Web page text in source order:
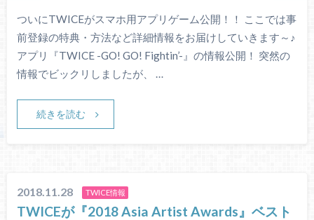
ついにTWICEがスマホ用アプリゲーム公開！！ ここでは事
前登録の特典・方法など詳細情報をお届けしていきます～♪
アプリ『TWICE -GO! GO! Fightin’-』の情報公開！ 突然の
情報でビックリしましたが、 …
続きを読む
2018.11.28 TWICE情報
TWICEが『2018 Asia Artist Awards』ベスト